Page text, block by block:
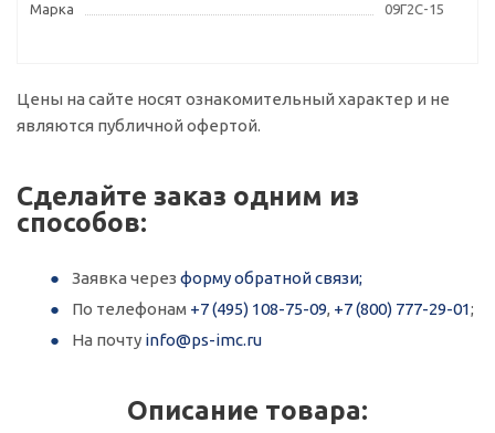
Марка
09Г2С-15
Цены на сайте носят ознакомительный характер и не
являются публичной офертой.
Сделайте заказ одним из
способов:
Заявка через форму обратной связи;
По телефонам +7 (495) 108-75-09, +7 (800) 777-29-01;
На почту info@ps-imc.ru
Описание товара: